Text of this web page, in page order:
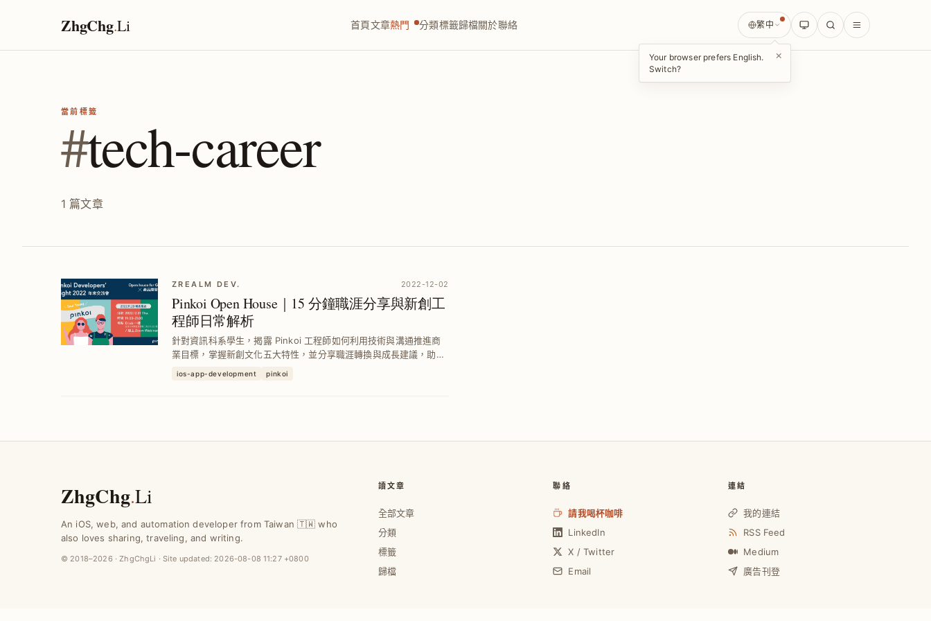
ZhgChg.Li 首頁文章熱門 分類標籤歸檔關於聯絡 繁中
Your browser prefers English.
Switch?
×
當前標籤
#tech-career
1 篇文章
ZREALM DEV. 2022-12-02
Pinkoi Open House｜15 分鐘職涯分享與新創工
程師日常解析
針對資訊科系學生，揭露 Pinkoi 工程師如何利用技術與溝通推進商
業目標，掌握新創文化五大特性，並分享職涯轉換與成長建議，助你
ios-app-development pinkoi
ZhgChg.Li
An iOS, web, and automation developer from Taiwan 🇹🇼 who
also loves sharing, traveling, and writing.
© 2018–2026 · ZhgChgLi · Site updated: 2026-08-08 11:27 +0800
讀文章
全部文章
分類
標籤
歸檔
聯絡
請我喝杯咖啡
LinkedIn
X / Twitter
Email
連結
我的連結
RSS Feed
Medium
廣告刊登